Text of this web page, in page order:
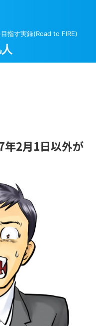
指す実録(Road to FIRE)
年2月1日以外が